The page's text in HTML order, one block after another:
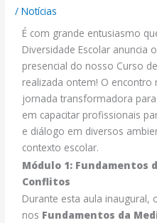
/Notícias
É com grande entusiasmo
Diversidade Escolar anuncia
presencial do nosso Curso
realizada ontem! O
jornada transformadora
em capacitar profissionais
e diálogo em diversos
contexto escolar.
Módulo 1: Fundamentos
Conflitos
Durante esta aula inaugural,
nos Fundamentos da